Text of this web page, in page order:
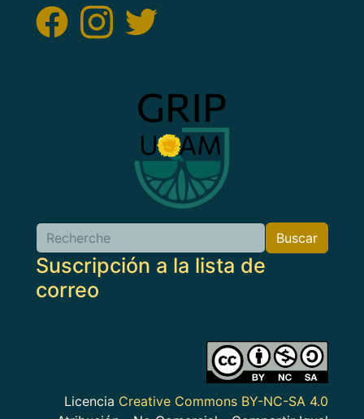
Buscar Buscar
Suscripción a la lista de
correo
Licencia Creative Commons BY-NC-SA 4.0